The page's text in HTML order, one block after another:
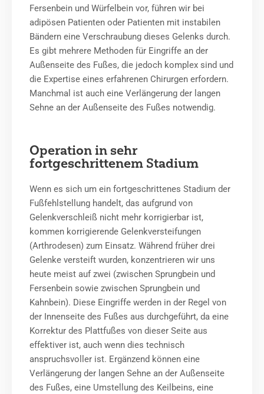
Fersenbein und Würfelbein vor, führen wir bei
adipösen Patienten oder Patienten mit instabilen
Bändern eine Verschraubung dieses Gelenks durch.
Es gibt mehrere Methoden für Eingriffe an der
Außenseite des Fußes, die jedoch komplex sind und
die Expertise eines erfahrenen Chirurgen erfordern.
Manchmal ist auch eine Verlängerung der langen
Sehne an der Außenseite des Fußes notwendig.
Operation in sehr
fortgeschrittenem Stadium
Wenn es sich um ein fortgeschrittenes Stadium der
Fußfehlstellung handelt, das aufgrund von
Gelenkverschleiß nicht mehr korrigierbar ist,
kommen korrigierende Gelenkversteifungen
(Arthrodesen) zum Einsatz. Während früher drei
Gelenke versteift wurden, konzentrieren wir uns
heute meist auf zwei (zwischen Sprungbein und
Fersenbein sowie zwischen Sprungbein und
Kahnbein). Diese Eingriffe werden in der Regel von
der Innenseite des Fußes aus durchgeführt, da eine
Korrektur des Plattfußes von dieser Seite aus
effektiver ist, auch wenn dies technisch
anspruchsvoller ist. Ergänzend können eine
Verlängerung der langen Sehne an der Außenseite
des Fußes, eine Umstellung des Keilbeins, eine